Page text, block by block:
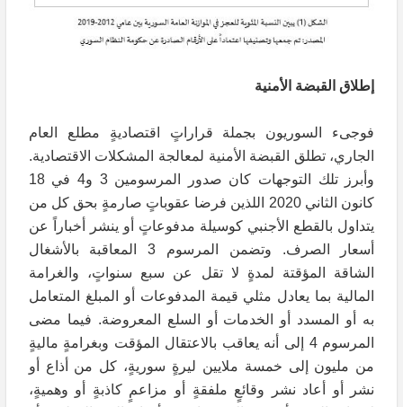
إطلاق القبضة الأمنية
فوجىء السوريون بجملة قراراتٍ اقتصاديةٍ مطلع العام
الجاري، تطلق القبضة الأمنية لمعالجة المشكلات الاقتصادية.
وأبرز تلك التوجهات كان صدور المرسومين 3 و4 في 18
كانون الثاني 2020 اللذين فرضا عقوباتٍ صارمةٍ بحق كل من
يتداول بالقطع الأجنبي كوسيلة مدفوعاتٍ أو ينشر أخباراً عن
أسعار الصرف. وتضمن المرسوم 3 المعاقبة بالأشغال
الشاقة المؤقتة لمدةٍ لا تقل عن سبع سنواتٍ، والغرامة
المالية بما يعادل مثلي قيمة المدفوعات أو المبلغ المتعامل
به أو المسدد أو الخدمات أو السلع المعروضة. فيما مضى
المرسوم 4 إلى أنه يعاقب بالاعتقال المؤقت وبغرامةٍ ماليةٍ
من مليون إلى خمسة ملايين ليرةٍ سوريةٍ، كل من أذاع أو
نشر أو أعاد نشر وقائعٍ ملفقةٍ أو مزاعمٍ كاذبةٍ أو وهميةٍ،